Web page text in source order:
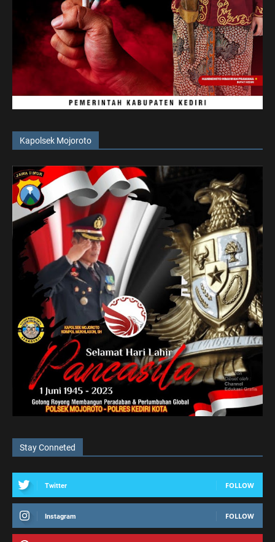
Kapolsek Mojoroto
Stay Conneted
Twitter FOLLOW
Instagram FOLLOW